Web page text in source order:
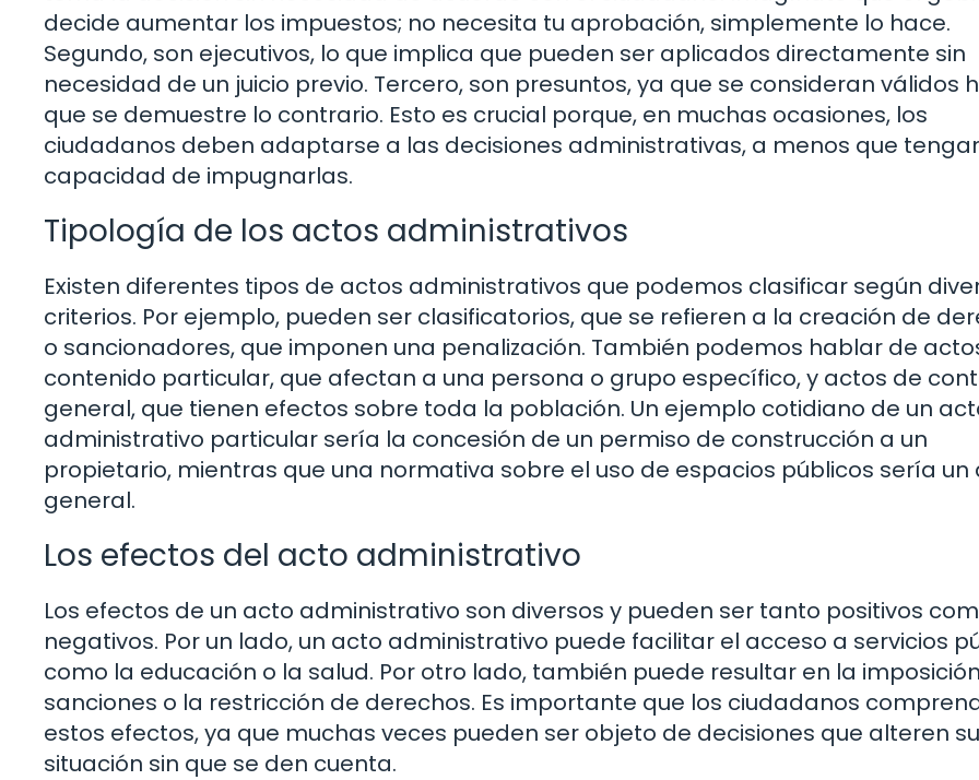
decide aumentar los impuestos; no necesita tu aprobación, simplemente lo hace.
Segundo, son ejecutivos, lo que implica que pueden ser aplicados directamente sin
necesidad de un juicio previo. Tercero, son presuntos, ya que se consideran válidos
que se demuestre lo contrario. Esto es crucial porque, en muchas ocasiones, los
ciudadanos deben adaptarse a las decisiones administrativas, a menos que
capacidad de impugnarlas.
Tipología de los actos administrativos
Existen diferentes tipos de actos administrativos que podemos clasificar según
criterios. Por ejemplo, pueden ser clasificatorios, que se refieren a la creación de
o sancionadores, que imponen una penalización. También podemos hablar de
contenido particular, que afectan a una persona o grupo específico, y actos de
general, que tienen efectos sobre toda la población. Un ejemplo cotidiano de un
administrativo particular sería la concesión de un permiso de construcción a un
propietario, mientras que una normativa sobre el uso de espacios públicos sería un
general.
Los efectos del acto administrativo
Los efectos de un acto administrativo son diversos y pueden ser tanto positivos
negativos. Por un lado, un acto administrativo puede facilitar el acceso a servicios
como la educación o la salud. Por otro lado, también puede resultar en la
sanciones o la restricción de derechos. Es importante que los ciudadanos
estos efectos, ya que muchas veces pueden ser objeto de decisiones que alteren su
situación sin que se den cuenta.